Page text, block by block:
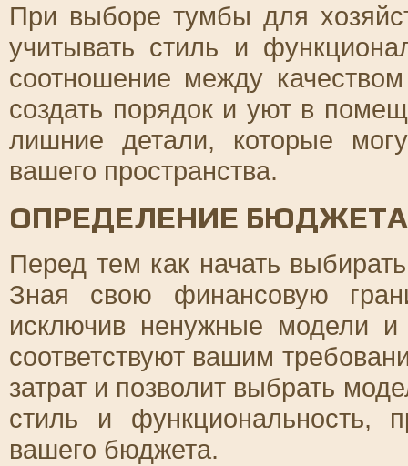
При выборе тумбы для
учитывать стиль и
соотношение между
создать порядок и уют в
лишние детали, которые
вашего пространства.
ОПРЕДЕЛЕНИЕ БЮДЖЕТА
Перед тем как начать
Зная свою финансовую
исключив ненужные модели и
соответствуют вашим
затрат и позволит выбрать
стиль и
вашего бюджета.